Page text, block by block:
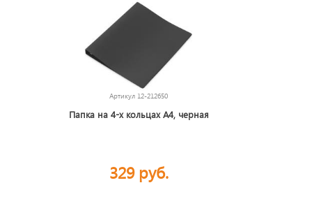
Артикул 12-212650
Папка на 4-х кольцах А4, черная
329 руб.